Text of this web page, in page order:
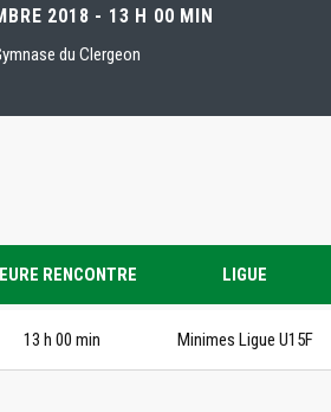
2018 - 13 H 00 MIN
du Clergeon
RENCONTRE LIGUE
13 h 00 min Minimes Ligue U15F